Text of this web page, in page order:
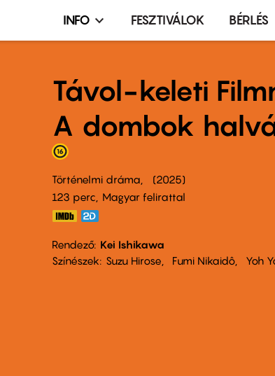
Infó,
terembérlés
menü
INFO FESZTIVÁLOK BÉRLÉS
Távol-keleti
A dombok
Történelmi dráma
2025
123 perc,
Magyar felirattal
Rendező Kei Ishikawa
Színészek
Suzu Hirose Fumi Nikaidô Yoh